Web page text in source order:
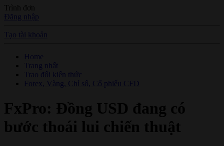
Trình đơn
Đăng nhập
Tạo tài khoản
Home
Trang nhất
Trao đổi kiến thức
Forex, Vàng, Chỉ số, Cổ phiếu CFD
FxPro: Đồng USD đang có
bước thoái lui chiến thuật